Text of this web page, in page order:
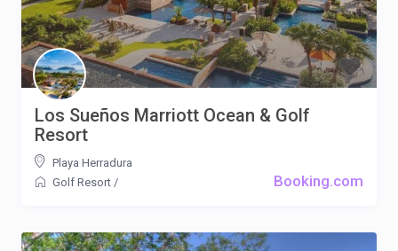
Booking.com
Los Sueños Marriott Ocean & Golf
Resort
Playa Herradura
Golf Resort /